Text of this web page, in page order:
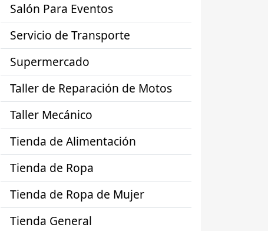
Salón Para Eventos
Servicio de Transporte
Supermercado
Taller de Reparación de Motos
Taller Mecánico
Tienda de Alimentación
Tienda de Ropa
Tienda de Ropa de Mujer
Tienda General